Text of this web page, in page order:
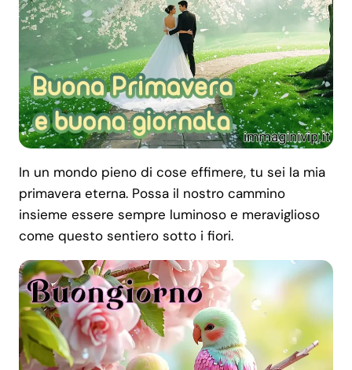
In un mondo pieno di cose effimere, tu sei la mia
primavera eterna. Possa il nostro cammino
insieme essere sempre luminoso e meraviglioso
come questo sentiero sotto i fiori.